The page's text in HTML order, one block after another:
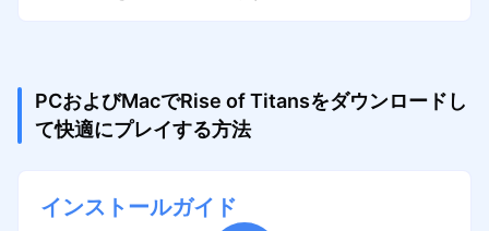
PCおよびMacでRise of Titansをダウンロードし
て快適にプレイする方法
インストールガイド